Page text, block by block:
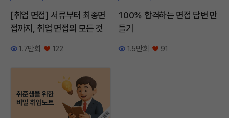
[취업 면접] 서류부터 최종면
접까지, 취업 면접의 모든 것
조회수
1.7만회
좋아요
122
100% 합격하는 면접 답변 만
들기
조회수
1.5만회
좋아요
91
자체개발 강좌G